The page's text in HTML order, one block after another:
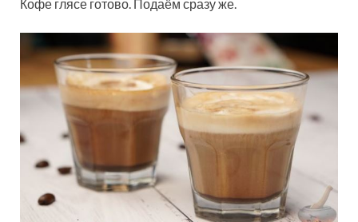
Кофе глясе готово. Подаём сразу же.